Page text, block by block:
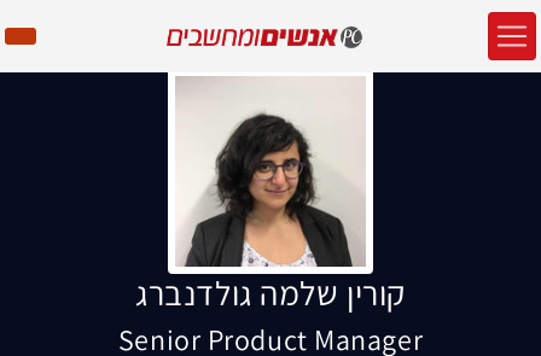
קורין שלמה גולדנברג
Senior Product Manager